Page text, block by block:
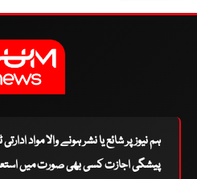
ہم نیوز پر شائع یا نشر ہونے والا مواد
پیشگی اجازت کسی بھی صورت میں